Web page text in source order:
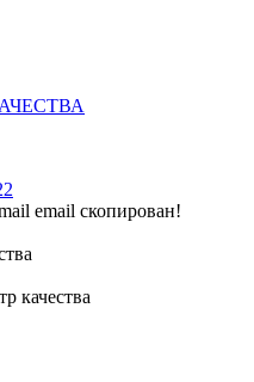
email скопирован!
качества